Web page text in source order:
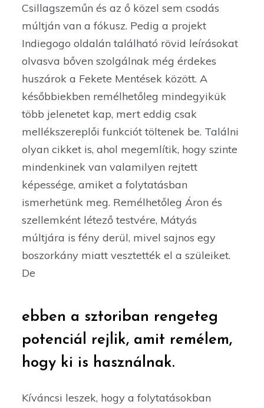
Csillagszeműn és az ő közel sem csodás
múltján van a fókusz. Pedig a projekt
Indiegogo oldalán található rövid leírásokat
olvasva bőven szolgálnak még érdekes
huszárok a Fekete Mentések között. A
későbbiekben remélhetőleg mindegyikük
több jelenetet kap, mert eddig csak
mellékszereplői funkciót töltenek be. Találni
olyan cikket is, ahol megemlítik, hogy szinte
mindenkinek van valamilyen rejtett
képessége, amiket a folytatásban
ismerhetünk meg. Remélhetőleg Áron és
szellemként létező testvére, Mátyás
múltjára is fény derül, mivel sajnos egy
boszorkány miatt vesztették el a szüleiket.
De
ebben a sztoriban rengeteg
potenciál rejlik, amit remélem,
hogy ki is használnak.
Kíváncsi leszek, hogy a folytatásokban